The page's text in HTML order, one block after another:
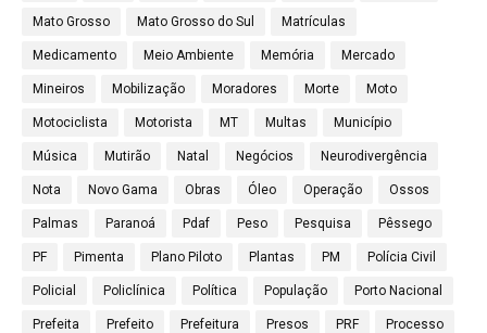
Mato Grosso Mato Grosso do Sul Matrículas
Medicamento Meio Ambiente Memória Mercado
Mineiros Mobilização Moradores Morte Moto
Motociclista Motorista MT Multas Município
Música Mutirão Natal Negócios Neurodivergência
Nota Novo Gama Obras Óleo Operação Ossos
Palmas Paranoá Pdaf Peso Pesquisa Pêssego
PF Pimenta Plano Piloto Plantas PM Polícia Civil
Policial Policlínica Política População Porto Nacional
Prefeita Prefeito Prefeitura Presos PRF Processo